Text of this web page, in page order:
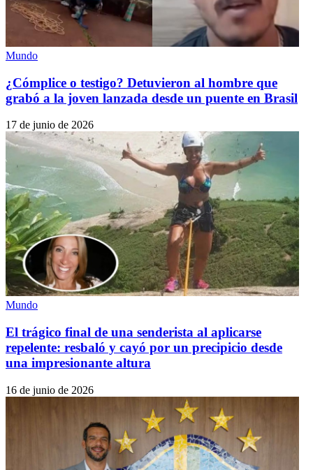
Mundo
¿Cómplice o testigo? Detuvieron al hombre que
grabó a la joven lanzada desde un puente en Brasil
17 de junio de 2026
Mundo
El trágico final de una senderista al aplicarse
repelente: resbaló y cayó por un precipicio desde
una impresionante altura
16 de junio de 2026